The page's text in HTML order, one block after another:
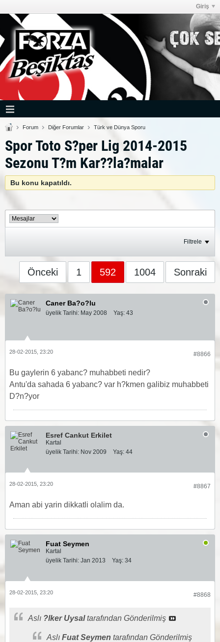
Giriş
Forum Diğer Forumlar Türk ve Dünya Sporu
Spor Toto S?per Lig 2014-2015
Sezonu T?m Kar??la?malar
Bu konu kapatıldı.
Filtrele
Önceki 1 592 1004 Sonraki
Caner Ba?o?lu
üyelik Tarihi: May 2008 Yaş: 43
#8866
28-02-2015, 23:20
Bu gaylerin 6 yabanc? muhabbeti nedir?
Antu'da sahada 6 yabanc? var h?kmen galibiz muhabbeti
D?n?yor
Esref Cankut Erkilet
Kartal
üyelik Tarihi: Nov 2009 Yaş: 44
#8867
28-02-2015, 23:20
Aman abi yarin dikkatli olalim da.
Fuat Seymen
Kartal
üyelik Tarihi: Jan 2013 Yaş: 34
#8868
28-02-2015, 23:20
Aslı ?lker Uysaltarafından Gönderilmiş
Aslı Fuat Seymen tarafından Gönderilmiş